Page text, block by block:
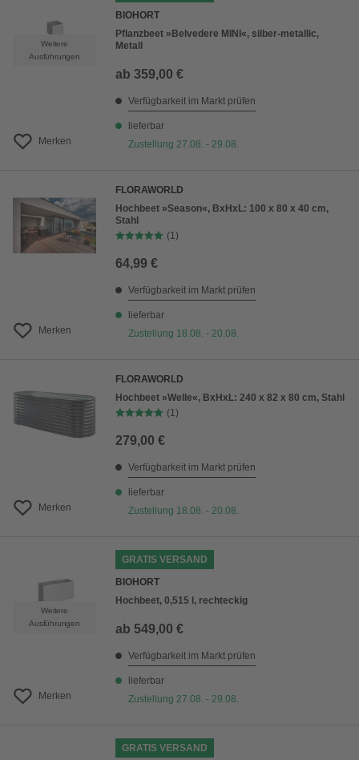
Weitere
Ausführungen
Merken
BIOHORT
Pflanzbeet »Belvedere MINI«, silber-metallic,
Metall
ab 359,00 €
Verfügbarkeit im Markt prüfen
lieferbar
Zustellung 27.08. - 29.08.
Merken
FLORAWORLD
Hochbeet »Season«, BxHxL: 100 x 80 x 40 cm,
Stahl
(1)
64,99 €
Verfügbarkeit im Markt prüfen
lieferbar
Zustellung 18.08. - 20.08.
Merken
FLORAWORLD
Hochbeet »Welle«, BxHxL: 240 x 82 x 80 cm, Stahl
(1)
279,00 €
Verfügbarkeit im Markt prüfen
lieferbar
Zustellung 18.08. - 20.08.
Weitere
Ausführungen
Merken
GRATIS VERSAND
BIOHORT
Hochbeet, 0,515 l, rechteckig
ab 549,00 €
Verfügbarkeit im Markt prüfen
lieferbar
Zustellung 27.08. - 29.08.
GRATIS VERSAND